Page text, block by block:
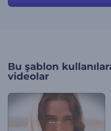
Bu şablon
videolar